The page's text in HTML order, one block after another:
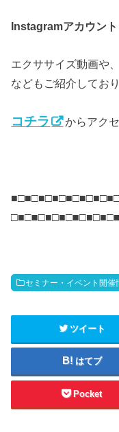
Instagramアカウント
エクササイズ動画や
などもご紹介しており
コチラ からアク
セミナー・イベント開催
ツイート
はてブ
Pocket